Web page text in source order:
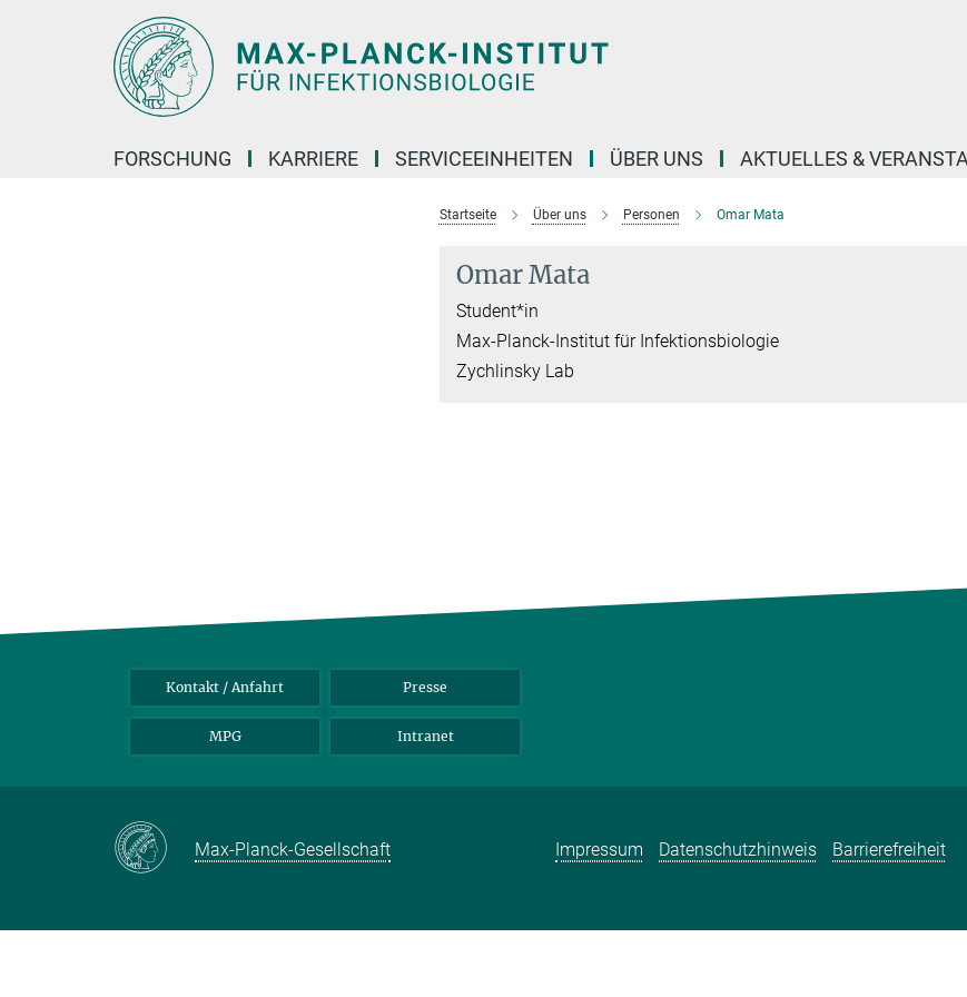
FORSCHUNG KARRIERE SERVICEEINHEITEN ÜBER UNS AKTUELLES &
Startseite Über uns Personen Omar Mata
Omar Mata
Student*in
Max-Planck-Institut für Infektionsbiologie
Zychlinsky Lab
Kontakt / Anfahrt Presse
MPG Intranet
Max-Planck-Gesellschaft Impressum Datenschutzhinweis Barrierefreiheit